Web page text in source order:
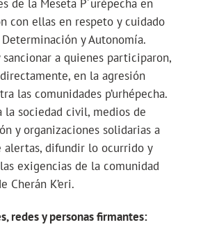
de la Meseta P´urépecha en
con ellas en respeto y cuidado
y Autonomía.
a quienes participaron,
en la agresión
las comunidades p’urhépecha.
la sociedad civil, medios de
y organizaciones solidarias a
alertas, difundir lo ocurrido y
exigencias de la comunidad
Cherán K’eri.
redes y personas firmantes: